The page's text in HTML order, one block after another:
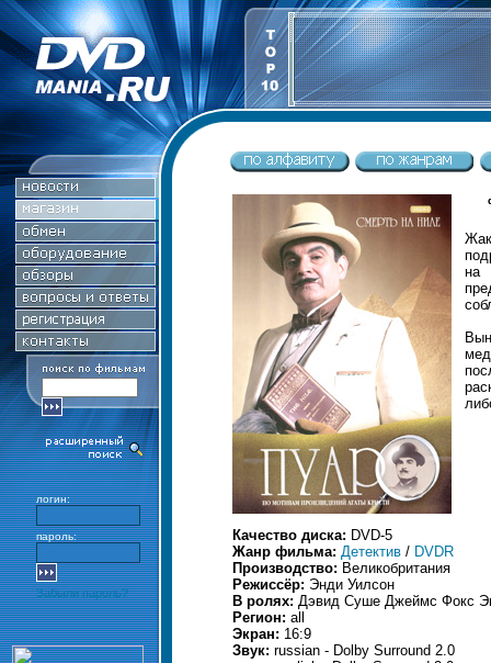
логин:
пароль:
Забыли пароль?
на
Качество диска: DVD-5
Жанр фильма: Детектив / DVDR
Производство: Великобритания
Режиссёр: Энди Уилсон
В ролях: Дэвид Суше Джеймс Фокс
Регион: all
Экран: 16:9
Звук: russian - Dolby Surround 2.0